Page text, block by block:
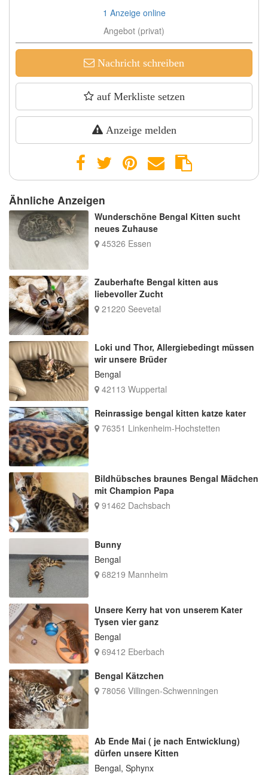
1 Anzeige online
Angebot (privat)
Nachricht schreiben
auf Merkliste setzen
Anzeige melden
Ähnliche Anzeigen
Wunderschöne Bengal Kitten sucht
neues Zuhause
45326 Essen
Zauberhafte Bengal kitten aus
liebevoller Zucht
21220 Seevetal
Loki und Thor, Allergiebedingt müssen
wir unsere Brüder
Bengal
42113 Wuppertal
Reinrassige bengal kitten katze kater
76351 Linkenheim-Hochstetten
Bildhübsches braunes Bengal Mädchen
mit Champion Papa
91462 Dachsbach
Bunny
Bengal
68219 Mannheim
Unsere Kerry hat von unserem Kater
Tysen vier ganz
Bengal
69412 Eberbach
Bengal Kätzchen
78056 Villingen-Schwenningen
Ab Ende Mai ( je nach Entwicklung)
dürfen unsere Kitten
Bengal, Sphynx